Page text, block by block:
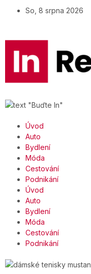
So, 8 srpna 2026
Úvod
Auto
Bydlení
Móda
Cestování
Podnikání
Úvod
Auto
Bydlení
Móda
Cestování
Podnikání